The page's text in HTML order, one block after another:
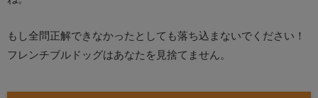
もし全問正解できなかったとしても落ち込まないでください！
フレンチブルドッグはあなたを見捨てません。